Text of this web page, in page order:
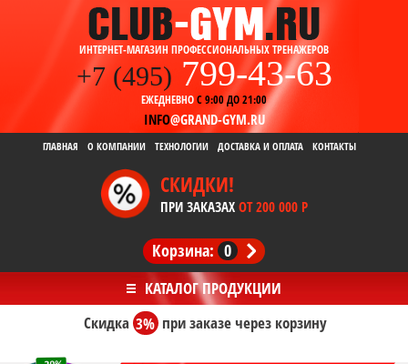
ИНТЕРНЕТ-МАГАЗИН ПРОФЕССИОНАЛЬНЫХ ТРЕНАЖЕРОВ
+7 (495) 799-43-63
ЕЖЕДНЕВНОС 9:00 ДО 21:00
INFO@GRAND-GYM.RU
ГЛАВНАЯ О КОМПАНИИ ТЕХНОЛОГИИ ДОСТАВКА И ОПЛАТА КОНТАКТЫ
СКИДКИ!
ПРИ ЗАКАЗАХ ОТ 200 000 Р
Корзина: 0
Скидка3% при заказечерез корзину